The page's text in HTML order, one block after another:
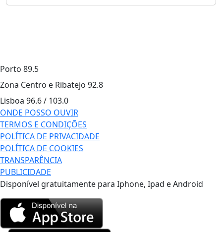
Porto 89.5
Zona Centro e Ribatejo 92.8
Lisboa 96.6 / 103.0
ONDE POSSO OUVIR
TERMOS E CONDIÇÕES
POLÍTICA DE PRIVACIDADE
POLÍTICA DE COOKIES
TRANSPARÊNCIA
PUBLICIDADE
Disponível gratuitamente para Iphone, Ipad e Android